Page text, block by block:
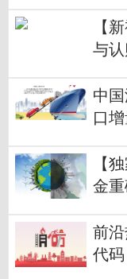
【
与
中
口
【
金
前
代码